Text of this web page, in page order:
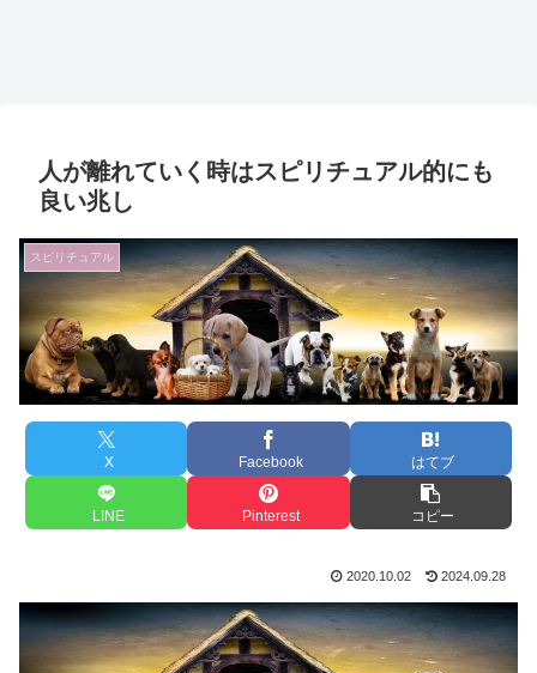
人が離れていく時はスピリチュアル的にも
良い兆し
スピリチュアル
X Facebook はてブ
LINE Pinterest コピー
2020.10.02 2024.09.28